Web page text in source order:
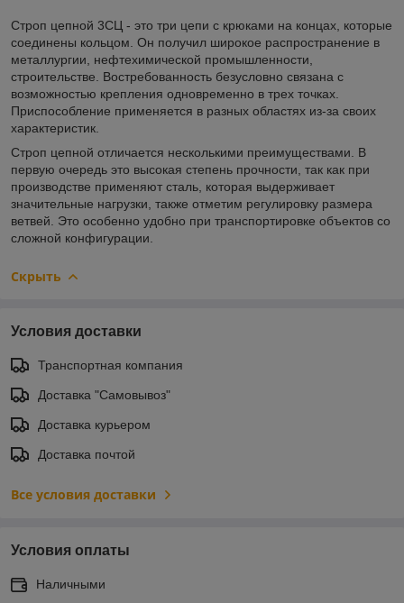
Строп цепной 3СЦ - это три цепи с крюками на концах, которые
соединены кольцом. Он получил широкое распространение в
металлургии, нефтехимической промышленности,
строительстве. Востребованность безусловно связана с
возможностью крепления одновременно в трех точках.
Приспособление применяется в разных областях из-за своих
характеристик.
Строп цепной отличается несколькими преимуществами. В
первую очередь это высокая степень прочности, так как при
производстве применяют сталь, которая выдерживает
значительные нагрузки, также отметим регулировку размера
ветвей. Это особенно удобно при транспортировке объектов со
сложной конфигурации.
Скрыть
Условия доставки
Транспортная компания
Доставка "Самовывоз"
Доставка курьером
Доставка почтой
Все условия доставки
Условия оплаты
Наличными